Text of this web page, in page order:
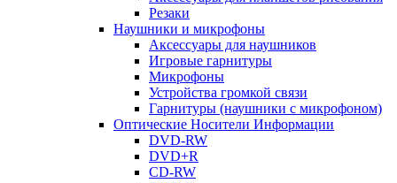
Резаки
Наушники и микрофоны
Аксессуары для наушников
Игровые гарнитуры
Микрофоны
Устройства громкой связи
Гарнитуры (наушники с микрофоном)
Оптические Носители Информации
DVD-RW
DVD+R
CD-RW